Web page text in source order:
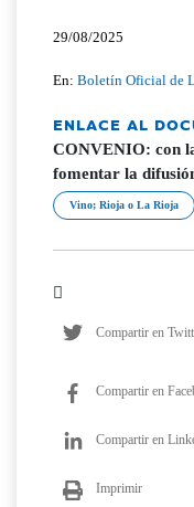
29/08/2025
En:Boletín Oficial de
ENLACE AL
CONVENIO: con
fomentar la
Vino; Rioja o La Rioja
Compartir en
Compartir en
Compartir en
Imprimir